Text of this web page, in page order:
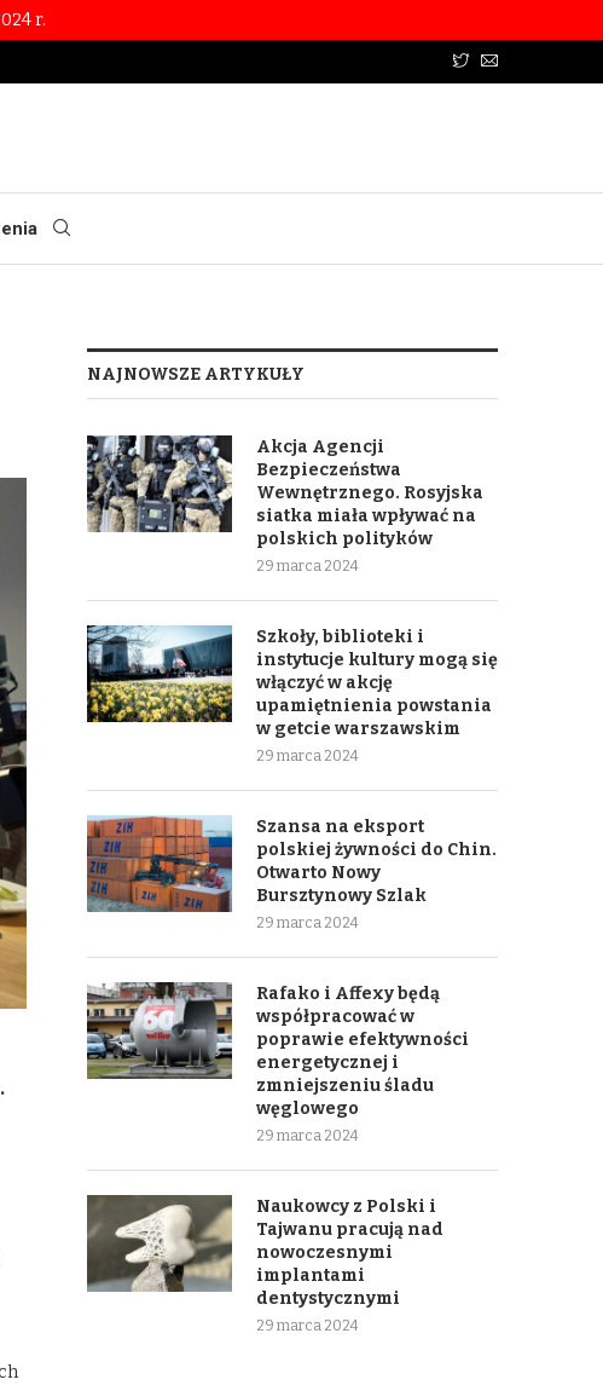
r.
NAJNOWSZE ARTYKUŁY
Akcja Agencji
Bezpieczeństwa
Wewnętrznego. Rosyjska
siatka miała wpływać na
polskich polityków
29 marca 2024
Szkoły, biblioteki i
instytucje kultury mogą się
włączyć w akcję
upamiętnienia powstania
w getcie warszawskim
29 marca 2024
Szansa na eksport
polskiej żywności do Chin.
Otwarto Nowy
Bursztynowy Szlak
29 marca 2024
Rafako i Affexy będą
współpracować w
poprawie efektywności
energetycznej i
zmniejszeniu śladu
węglowego
29 marca 2024
Naukowcy z Polski i
Tajwanu pracują nad
nowoczesnymi
implantami
dentystycznymi
29 marca 2024